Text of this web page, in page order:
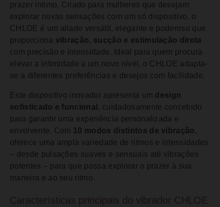
prazer íntimo. Criado para mulheres que desejam
explorar novas sensações com um só dispositivo, o
CHLOE é um aliado versátil, elegante e poderoso que
proporciona vibração, sucção e estimulação direta
com precisão e intensidade. Ideal para quem procura
elevar a intimidade a um novo nível, o CHLOE adapta-
se a diferentes preferências e desejos com facilidade.
Este dispositivo inovador apresenta um design
sofisticado e funcional , cuidadosamente concebido
para garantir uma experiência personalizada e
envolvente. Com 10 modos distintos de vibração ,
oferece uma ampla variedade de ritmos e intensidades
– desde pulsações suaves e sensuais até vibrações
potentes – para que possa explorar o prazer à sua
maneira e ao seu ritmo.
Características principais do vibrador CHLOE